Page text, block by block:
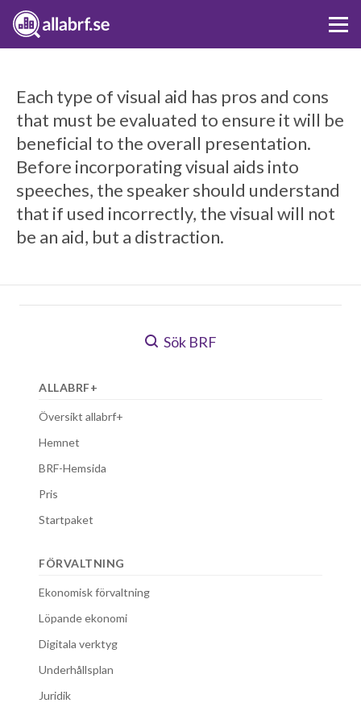
Each type of visual aid has pros and cons
that must be evaluated to ensure it will be
beneficial to the overall presentation.
Before incorporating visual aids into
speeches, the speaker should understand
that if used incorrectly, the visual will not
be an aid, but a distraction.
Sök BRF
ALLABRF+
Översikt allabrf+
Hemnet
BRF-Hemsida
Pris
Startpaket
FÖRVALTNING
Ekonomisk förvaltning
Löpande ekonomi
Digitala verktyg
Underhållsplan
Juridik